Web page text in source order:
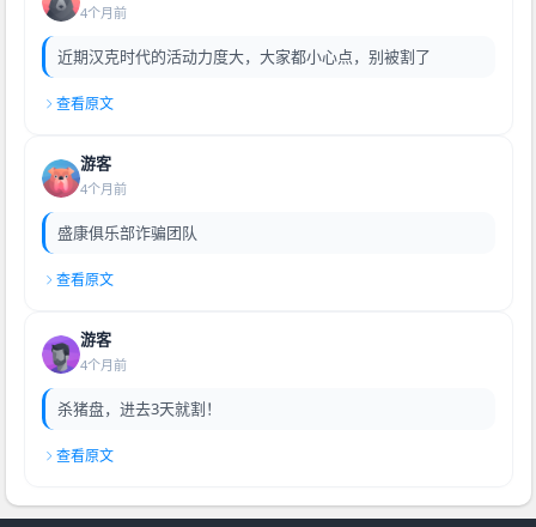
4个月前
近期汉克时代的活动力度大，大家都小心点，别被割了
查看原文
游客
4个月前
盛康俱乐部诈骗团队
查看原文
游客
4个月前
杀猪盘，进去3天就割！
查看原文